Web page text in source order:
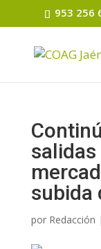
953 256
salidas
subida
por Redacción |